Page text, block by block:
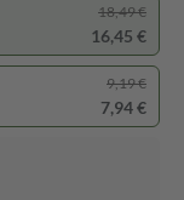
18,49 €
16,45 €
9,19 €
7,94 €